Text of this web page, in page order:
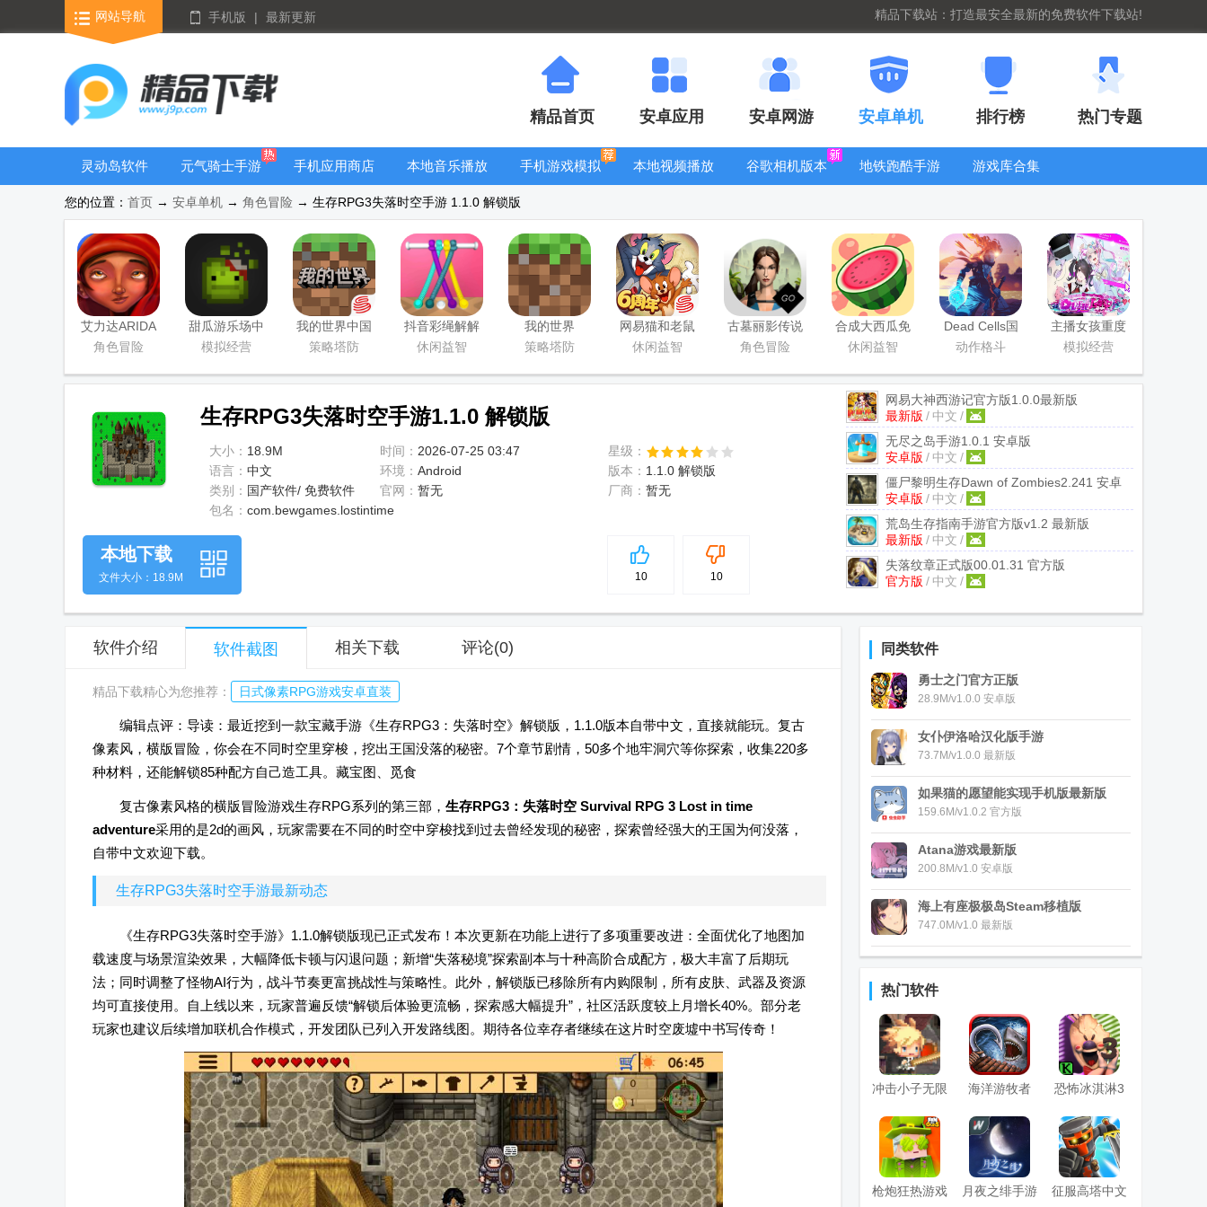
网站导航 手机版 | 最新更新 精品下载站：打造最安全最新的免费软件下载站!
精品首页 安卓应用 安卓网游 安卓单机 排行榜 热门专题
灵动岛软件
元气骑士手游
大全
手机应用商店
本地音乐播放
手机游戏模拟
本地视频播放
谷歌相机版本
地铁跑酷手游
游戏库合集
看器
您的位置： 首页 → 安卓单机 → 角色冒险 → 生存RPG3失落时空手游 1.1.0 解锁版
艾力达ARIDA
游戏
角色冒险
甜瓜游乐场中
国版
模拟经营
我的世界中国
版
策略塔防
抖音彩绳解解
乐手游
休闲益智
我的世界
Minecraft最新
策略塔防
网易猫和老鼠
游戏
休闲益智
古墓丽影传说
迷踪游戏软件
角色冒险
合成大西瓜免
费版
休闲益智
Dead Cells国
际服最新版
动作格斗
主播女孩重度
依赖手机版安
植版
模拟经营
生存RPG3失落时空手游1.1.0 解锁版
大小： 18.9M 时间： 2026-07-25 03:47
星级：
语言： 中文 环境： Android 版本： 1.1.0 解锁版
类别： 国产软件/ 免费软件 官网： 暂无 厂商： 暂无
包名： com.bewgames.lostintime
网易大神西游记官方版1.0.0最新版
最新版 / 中文 /
无尽之岛手游1.0.1 安卓版
安卓版 / 中文 /
僵尸黎明生存Dawn of Zombies2.241 安卓
版
安卓版 / 中文 /
荒岛生存指南手游官方版v1.2 最新版
最新版 / 中文 /
失落纹章正式版00.01.31 官方版
官方版 / 中文 /
5
10 10
本地下载
文件大小：18.9M
软件介绍 软件截图 相关下载 评论(0)
精品下载精心为您推荐： 日式像素RPG游戏安卓直装
编辑点评：导读：最近挖到一款宝藏手游《生存RPG3：失落时空》解锁版，1.1.0版本自带中文，直接就能玩。复古
像素风，横版冒险，你会在不同时空里穿梭，挖出王国没落的秘密。7个章节剧情，50多个地牢洞穴等你探索，收集220多
种材料，还能解锁85种配方自己造工具。藏宝图、觅食
复古像素风格的横版冒险游戏生存RPG系列的第三部， 生存RPG3：失落时空 Survival RPG 3 Lost in time
adventure采用的是2d的画风，玩家需要在不同的时空中穿梭找到过去曾经发现的秘密，探索曾经强大的王国为何没落，
自带中文欢迎下载。
生存RPG3失落时空手游最新动态
《生存RPG3失落时空手游》1.1.0解锁版现已正式发布！本次更新在功能上进行了多项重要改进：全面优化了地图加
载速度与场景渲染效果，大幅降低卡顿与闪退问题；新增“失落秘境”探索副本与十种高阶合成配方，极大丰富了后期玩
法；同时调整了怪物AI行为，战斗节奏更富挑战性与策略性。此外，解锁版已移除所有内购限制，所有皮肤、武器及资源
均可直接使用。自上线以来，玩家普遍反馈“解锁后体验更流畅，探索感大幅提升”，社区活跃度较上月增长40%。部分老
玩家也建议后续增加联机合作模式，开发团队已列入开发路线图。期待各位幸存者继续在这片时空废墟中书写传奇！
同类软件
勇士之门官方正版
28.9M/v1.0.0 安卓版
女仆伊洛哈汉化版手游
73.7M/v1.0.0 最新版
如果猫的愿望能实现手机版最新版
159.6M/v1.0.2 官方版
Atana游戏最新版
200.8M/v1.0 安卓版
海上有座极极岛Steam移植版
747.0M/v1.0 最新版
热门软件
冲击小子无限
钻石版
海洋游牧者
Raft Survival
国际版
恐怖冰淇淋3
国际版
枪炮狂热游戏 月夜之绯手游 征服高塔中文